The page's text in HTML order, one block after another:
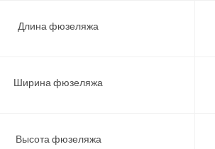
Длина фюзеляжа
Ширина фюзеляжа
Высота фюзеляжа